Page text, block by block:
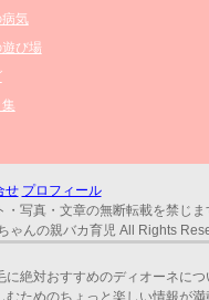
気
遊び場
せ プロフィール
写真・文章の無断転載を禁じま
ゃんの親バカ育児 All Rights
絶対おすすめのディオーネにつ
ためのちょっと楽しい情報が満